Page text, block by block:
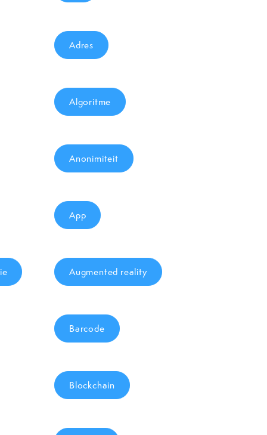
Adres
Algoritme
Anonimiteit
App
Augmented reality
Barcode
Blockchain